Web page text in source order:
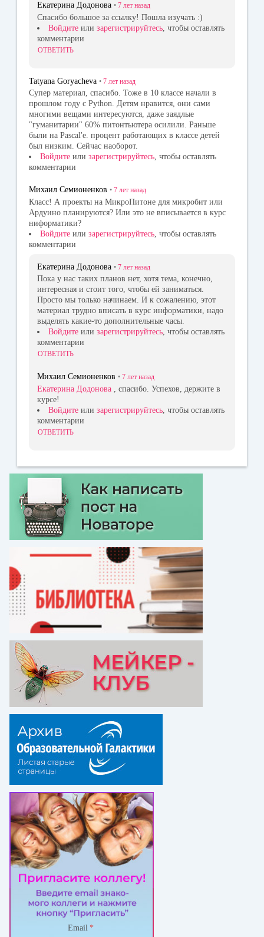
Екатерина Додонова • 7 лет назад
Спасибо большое за ссылку! Пошла изучать :)
Войдите или зарегистрируйтесь , чтобы оставлять
комментарии
ОТВЕТИТЬ
Tatyana Goryacheva • 7 лет назад
Супер материал, спасибо. Тоже в 10 классе начали в
прошлом году с Python. Детям нравится, они сами
многими вещами интересуются, даже заядлые
"гуманитарии" 60% питонтьютера осилили. Раньше
были на Pascal'e. процент работающих в классе детей
был низким. Сейчас наоборот.
Войдите или зарегистрируйтесь, чтобы оставлять
комментарии
Михаил Семионенков • 7 лет назад
Класс! А проекты на МикроПитоне для микробит или
Ардуино планируются? Или это не вписывается в курс
ниформатики?
Войдите или зарегистрируйтесь , чтобы оставлять
комментарии
Екатерина Додонова • 7 лет назад
Пока у нас таких планов нет, хотя тема, конечно,
интересная и стоит того, чтобы ей заниматься.
Просто мы только начинаем. И к сожалению, этот
материал трудно вписать в курс информатики, надо
выделять какие-то дополнительные часы.
Войдите или зарегистрируйтесь, чтобы оставлять
комментарии
ОТВЕТИТЬ
Михаил Семионенков • 7 лет назад
Екатерина Додонова
, спасибо. Успехов, держите в
курсе!
Войдите или зарегистрируйтесь , чтобы оставлять
комментарии
ОТВЕТИТЬ
Email *